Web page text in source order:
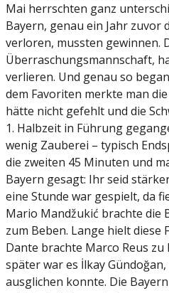
Mai herrschten ganz
Bayern, genau ein Jahr zuvor
verloren, mussten gewinnen.
Überraschungsmannschaft,
verlieren. Und genau so
dem Favoriten merkte man
hätte nicht gefehlt und die
1. Halbzeit in Führung
wenig Zauberei – typisch
die zweiten 45 Minuten und
Bayern gesagt: Ihr seid
eine Stunde war gespielt, da
Mario Mandžukić brachte die
zum Beben. Lange hielt diese
Dante brachte Marco Reus
später war es İlkay
ausglichen konnte. Die